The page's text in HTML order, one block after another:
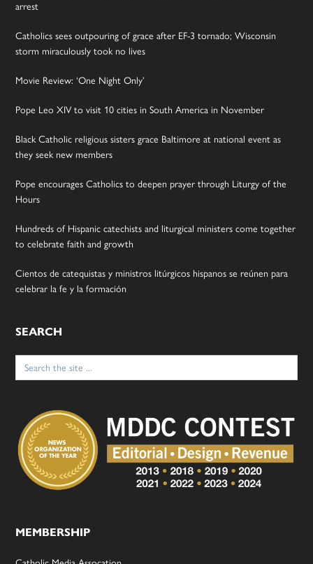
arrest
Catholics sees outpouring of grace after EF-3 tornado; Wisconsin
storm miraculously took no lives
Movie Review: ‘One Night Only’
Pope Leo XIV to visit 10 cities in South America in November
Black Catholic religious sisters grace Baltimore at national event as
they seek new members
Pope encourages Catholics to deepen prayer through Liturgy of the
Hours
Hundreds of Hispanic catechists and liturgical ministers come together
to celebrate faith and growth
Cientos de catequistas y ministros litúrgicos hispanos se reúnen para
celebrar la fe y la formación
SEARCH
Search
for:
MEMBERSHIP